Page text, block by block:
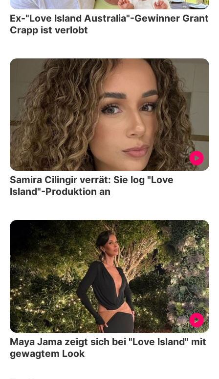
Ex-"Love Island Australia"-Gewinner Grant
Crapp ist verlobt
Samira Cilingir verrät: Sie log "Love
Island"-Produktion an
Maya Jama zeigt sich bei "Love Island" mit
gewagtem Look